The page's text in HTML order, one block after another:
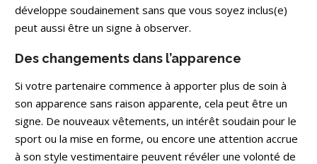
développe soudainement sans que vous soyez inclus(e)
peut aussi être un signe à observer.
Des changements dans l’apparence
Si votre partenaire commence à apporter plus de soin à
son apparence sans raison apparente, cela peut être un
signe. De nouveaux vêtements, un intérêt soudain pour le
sport ou la mise en forme, ou encore une attention accrue
à son style vestimentaire peuvent révéler une volonté de